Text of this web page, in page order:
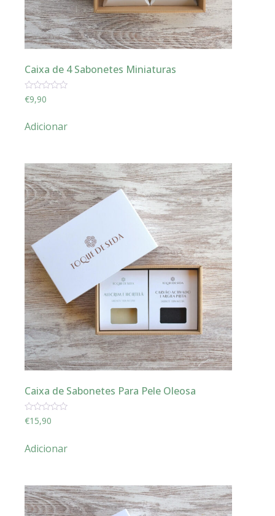
Caixa de 4 Sabonetes Miniaturas
Avaliação
0
€9,90
Adicionar
Caixa de Sabonetes Para Pele Oleosa
Avaliação
0
€15,90
Adicionar